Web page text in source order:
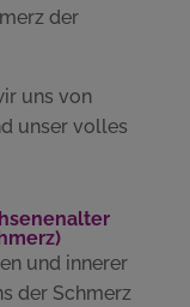
der
uns von
unser volles
und innerer
der Schmerz